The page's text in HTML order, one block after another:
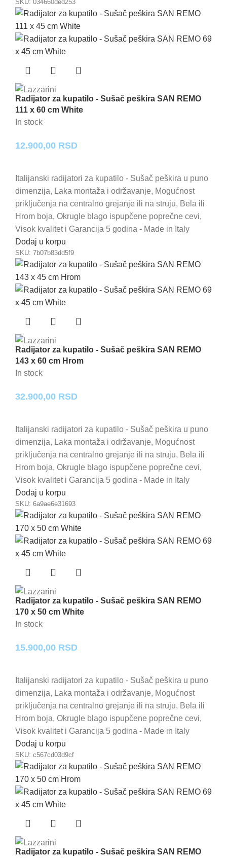
SKU: 034660ded253
Radijator za kupatilo - Sušač peškira SAN REMO
111 x 60 cm White
In stock
12.900,00 RSD
Italijanski radijatori za kupatilo - Sušač peškira u puno
dimenzija, Laka montaža i održavanje, Mogućnost
priključenja na centralno grejanje ili na struju, Bela ili
Hrom boja, Okrugle blago ispupčene poprečne cevi,
Visok kvalitet i Garancija 5 godina - Made in Italy
Dodaj u korpu
SKU: 7b07b83dd5f9
Radijator za kupatilo - Sušač peškira SAN REMO
143 x 60 cm Hrom
In stock
32.900,00 RSD
Italijanski radijatori za kupatilo - Sušač peškira u puno
dimenzija, Laka montaža i održavanje, Mogućnost
priključenja na centralno grejanje ili na struju, Bela ili
Hrom boja, Okrugle blago ispupčene poprečne cevi,
Visok kvalitet i Garancija 5 godina - Made in Italy
Dodaj u korpu
SKU: 6a9ae6e31693
Radijator za kupatilo - Sušač peškira SAN REMO
170 x 50 cm White
In stock
15.900,00 RSD
Italijanski radijatori za kupatilo - Sušač peškira u puno
dimenzija, Laka montaža i održavanje, Mogućnost
priključenja na centralno grejanje ili na struju, Bela ili
Hrom boja, Okrugle blago ispupčene poprečne cevi,
Visok kvalitet i Garancija 5 godina - Made in Italy
Dodaj u korpu
SKU: c567cd03d9cf
Radijator za kupatilo - Sušač peškira SAN REMO